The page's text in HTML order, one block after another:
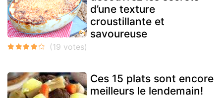
d’une texture
croustillante et
savoureuse
Ces 15 plats sont encore
meilleurs le lendemain!